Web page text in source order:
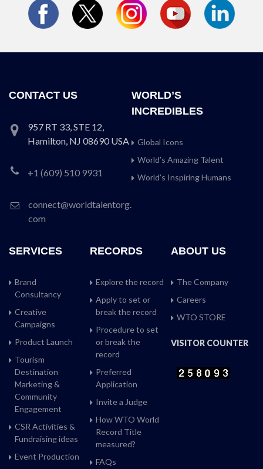
CONTACT US
957 RT 33, STE 12,
Hamilton, NJ 08690 USA
+1 (609) 510 9931
connect@worldtalentorg.
com
WORLD’S
INCREDIBLES
Global Icons
World’s Amazing Talent
World’s Inspiring Humans
SERVICES
Brand
Consultancy
Creative
Campaigns
Product Launch
Tourism
Destination
Marketing &
Community
Engagement
CSR Activities &
Fundraising ideas
Event Production
RECORDS
Explore the record
Apply to set or
break the record
Procedure to set
or break the
record
Preferred
Application
Invite a Judge
How WTO World
Record Title
measured?
FAQs
ABOUT US
The Company
Careers
WTO STORE
VISITOR COUNTER